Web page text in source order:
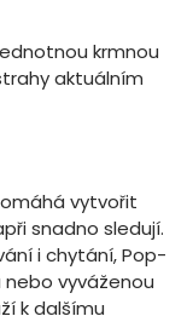
krmnou
aktuálním
vytvořit
snadno sledují.
i chytání, Pop-
vyváženou
k dalšímu